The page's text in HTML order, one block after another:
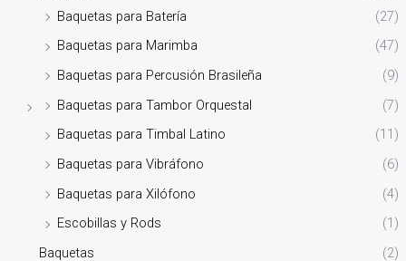
Baquetas para Batería
(27)
Baquetas para Marimba
(47)
Baquetas para Percusión Brasileña
(9)
Baquetas para Tambor Orquestal
(7)
Baquetas para Timbal Latino
(11)
Baquetas para Vibráfono
(6)
Baquetas para Xilófono
(4)
Escobillas y Rods
(1)
Baquetas
(2)